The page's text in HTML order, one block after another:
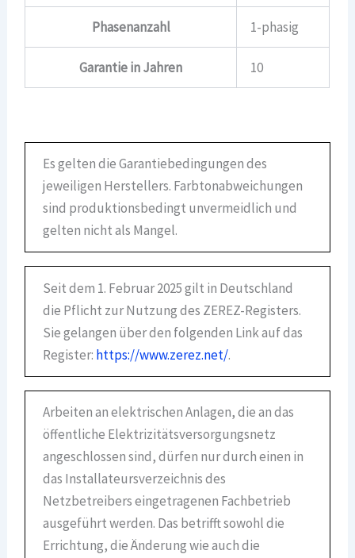
Phasenanzahl 1-phasig
Garantie in Jahren 10
Es gelten die Garantiebedingungen des
jeweiligen Herstellers. Farbtonabweichungen
sind produktionsbedingt unvermeidlich und
gelten nicht als Mangel.
Seit dem 1. Februar 2025 gilt in Deutschland
die Pflicht zur Nutzung des ZEREZ-Registers.
Sie gelangen über den folgenden Link auf das
Register: https://www.zerez.net/.
Arbeiten an elektrischen Anlagen, die an das
öffentliche Elektrizitätsversorgungsnetz
angeschlossen sind, dürfen nur durch einen in
das Installateursverzeichnis des
Netzbetreibers eingetragenen Fachbetrieb
ausgeführt werden. Das betrifft sowohl die
Errichtung, die Änderung wie auch die